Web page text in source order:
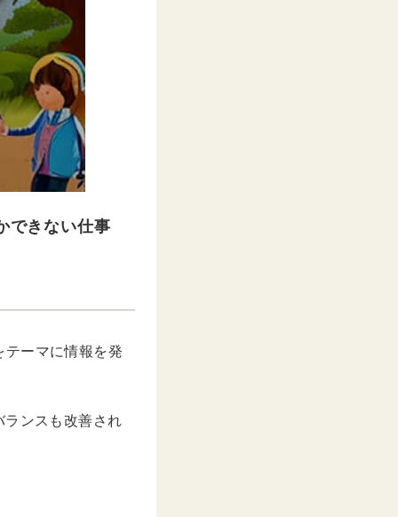
できない仕事
ーマに情報を発
ンスも改善され